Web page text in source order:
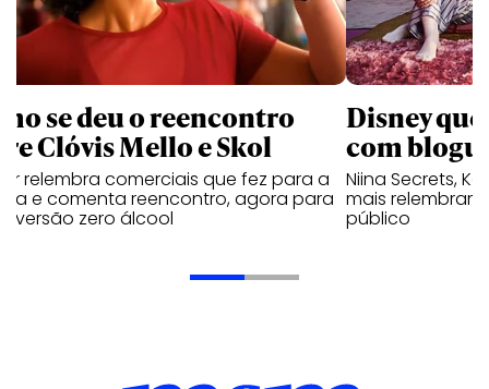
se deu o reencontro
Clóvis Mello e Skol
relembra comerciais que fez para a
e comenta reencontro, agora para
versão zero álcool
Disney
com
Niina Secrets,
mais
público